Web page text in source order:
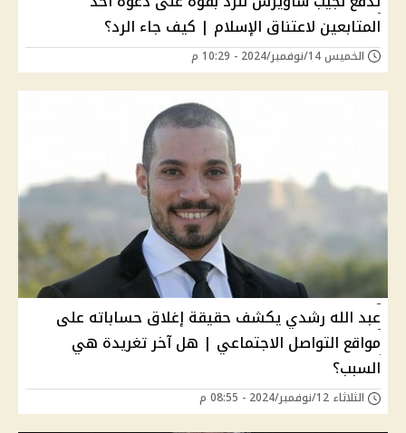
المتابعين لاعتناق الإسلام | كيف جاء الرد؟
الخميس 14/نوفمبر/2024 - 10:29 م
عبد الله رشدي يكشف حقيقة إغلاق حساباته على
مواقع التواصل الاجتماعي | هل آخر تغريدة هي
السبب؟
الثلاثاء 12/نوفمبر/2024 - 08:55 م